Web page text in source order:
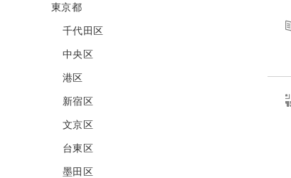
東京都
千代田区
中央区
港区
新宿区
文京区
台東区
墨田区